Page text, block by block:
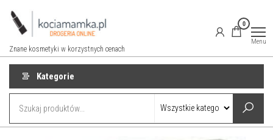
Przejdź
Znane kosmetyki w korzystnych cenach
0
Menu
Kategorie